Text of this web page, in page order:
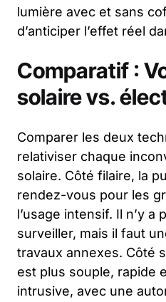
lumière avec et sans
d’anticiper l’effet réel
Comparatif :
solaire vs.
Comparer les deux
relativiser chaque
solaire. Côté filaire, la
rendez-vous pour les
l’usage intensif. Il n’y a
surveiller, mais il faut
travaux annexes. Côté
est plus souple, rapide
intrusive, avec une